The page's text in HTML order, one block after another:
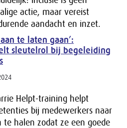
actie, maar vereist
aandacht en inzet.
te laten gaan’:
sleutelrol bij begeleiding
Helpt-training helpt
bij medewerkers naar
te halen zodat ze een goede